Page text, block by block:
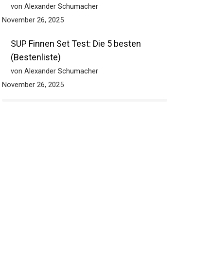
von Alexander Schumacher
November 26, 2025
SUP Finnen Set Test: Die 5 besten
(Bestenliste)
von Alexander Schumacher
November 26, 2025